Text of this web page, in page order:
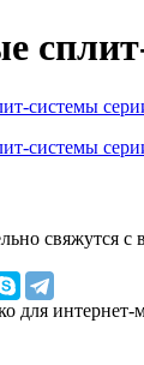
свяжутся с
для